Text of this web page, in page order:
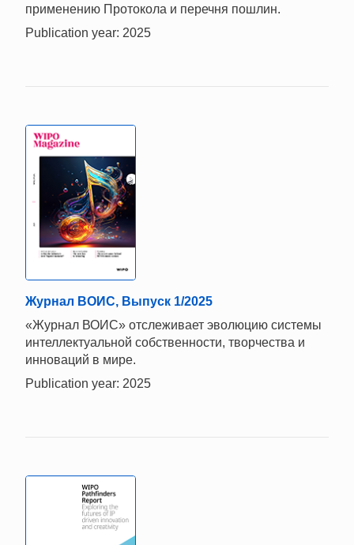
применению Протокола и перечня пошлин.
Publication year: 2025
Журнал ВОИС, Выпуск 1/2025
«Журнал ВОИС» отслеживает эволюцию системы
интеллектуальной собственности, творчества и
инноваций в мире.
Publication year: 2025